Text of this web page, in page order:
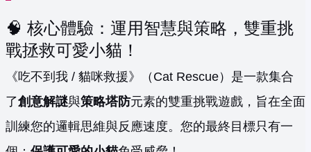
🧠 核心體驗：運用智慧與策略，雙重挑
戰拯救可愛小貓！
《吃不到我 / 貓咪救援》（Cat Rescue）是一款集合
了創意解謎與策略塔防元素的雙重挑戰遊戲，旨在全面
訓練您的邏輯思維與反應速度。您的最終目標只有一